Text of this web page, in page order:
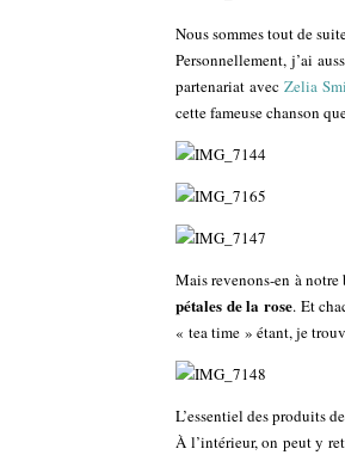
Nous sommes tout de
Personnellement, j’ai
partenariat avecZelia
cette fameuse chanson
Mais revenons-en à
pétales de la rose. Et
« tea time » étant, je
L’essentiel des produits
À l’intérieur, on peut y